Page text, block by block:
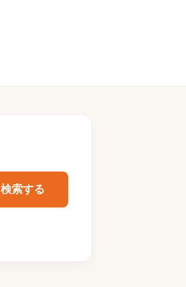
検索する